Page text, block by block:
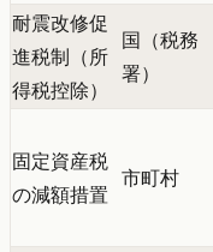
耐震改修促
進税制（所
得税控除）
国（税務
署）
固定資産税
の減額措置
市町村